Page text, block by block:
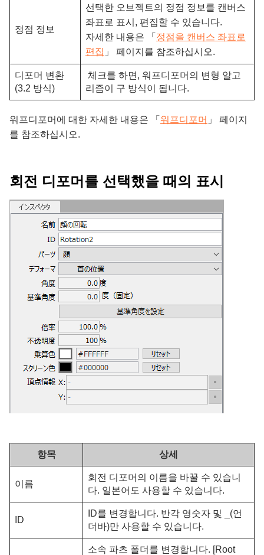
정점 정보
선택한 오브젝트의 정점 정보를 캔버스
좌표로 표시, 편집할 수 있습니다.
자세한 내용은 「 정점을 캔버스 좌표로
편집 」 페이지를 참조하십시오.
디포머 변환
(3.2 방식)
체크를 하면, 워프디포머의 변형 알고
리즘이 구 방식이 됩니다.
워프디포머에 대한 자세한 내용은 「 워프디포머 」 페이지
를 참조하십시오.
회전 디포머를 선택했을 때의 표시
항목 상세
이름
회전 디포머의 이름을 바꿀 수 있습니
다. 일본어도 사용할 수 있습니다.
ID
ID를 변경합니다. 반각 영숫자 및 _(언
더바)만 사용할 수 있습니다.
소속 파츠 폴더를 변경합니다. [Root